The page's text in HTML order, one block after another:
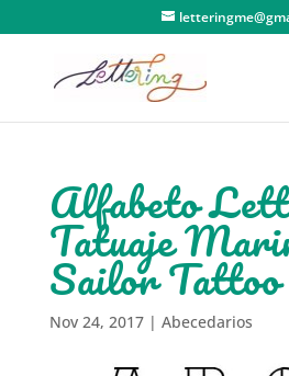
Alfabeto
Tatuaje
Sailor Tattoo
Nov 24, 2017| Abecedarios